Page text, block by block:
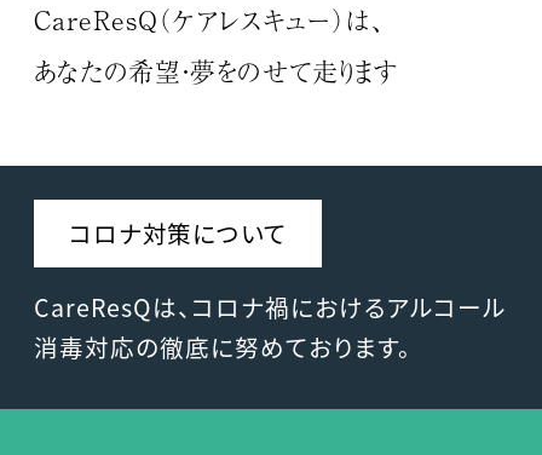
CareResQ（ケアレスキュー）は、
あなたの希望・夢をのせて走ります
コロナ対策について
CareResQは、コロナ禍におけるアルコール
消毒対応の徹底に努めております。